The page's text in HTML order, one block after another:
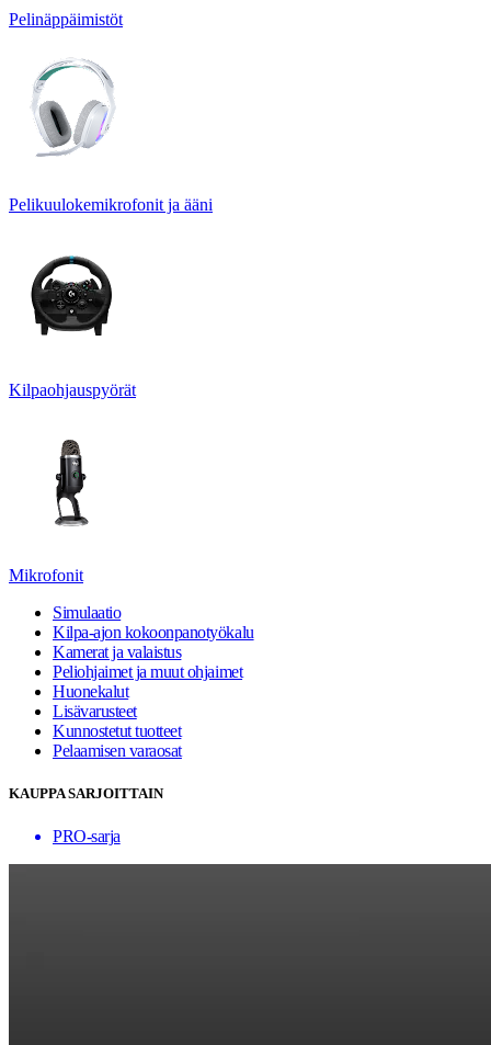
Pelinäppäimistöt
Pelikuulokemikrofonit ja ääni
Kilpaohjauspyörät
Mikrofonit
Simulaatio
Kilpa-ajon kokoonpanotyökalu
Kamerat ja valaistus
Peliohjaimet ja muut ohjaimet
Huonekalut
Lisävarusteet
Kunnostetut tuotteet
Pelaamisen varaosat
KAUPPA SARJOITTAIN
PRO-sarja